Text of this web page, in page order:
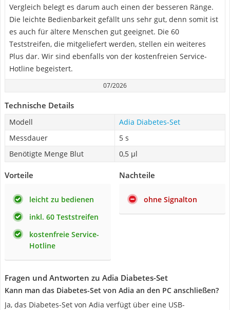
Vergleich belegt es darum auch einen der besseren Ränge.
Die leichte Bedienbarkeit gefällt uns sehr gut, denn somit ist
es auch für ältere Menschen gut geeignet. Die 60
Teststreifen, die mitgeliefert werden, stellen ein weiteres
Plus dar. Wir sind ebenfalls von der kostenfreien Service-
Hotline begeistert.
07/2026
Technische Details
Modell
Adia Diabetes-Set
Messdauer
5 s
Benötigte Menge Blut
0,5 µl
Vorteile
leicht zu bedienen
inkl. 60 Teststreifen
kostenfreie Service-
Hotline
Nachteile
ohne Signalton
Fragen und Antworten zu Adia Diabetes-Set
Kann man das Diabetes-Set von Adia an den PC anschließen?
Ja, das Diabetes-Set von Adia verfügt über eine USB-